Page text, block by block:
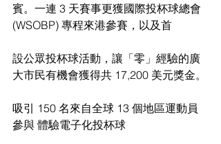
賓。一連 3 天賽事更獲國際投杯球總會
(WSOBP) 專程來港參賽，以及首
設公眾投杯球活動，讓「零」經驗的廣
大市民有機會獲得共 17,200 美元獎金。
吸引 150 名來自全球 13 個地區運動員
參與 體驗電子化投杯球